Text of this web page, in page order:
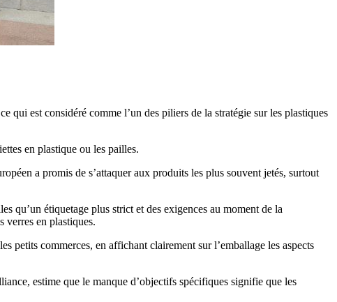
qui est considéré comme l’un des piliers de la stratégie sur les plastiques
en plastique ou les pailles.
a promis de s’attaquer aux produits les plus souvent jetés, surtout
qu’un étiquetage plus strict et des exigences au moment de la
verres en plastiques.
petits commerces, en affichant clairement sur l’emballage les aspects
estime que le manque d’objectifs spécifiques signifie que les